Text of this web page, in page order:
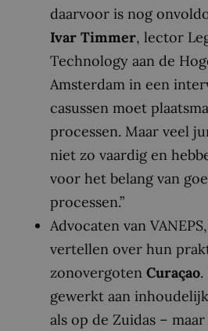
daarvoor is nog
Ivar Timmer, lector
Technology aan de
Amsterdam in een
casussen moet
processen. Maar veel
niet zo vaardig en
voor het belang van
processen.”
Advocaten van
vertellen over hun
zonovergoten Curaçao.
gewerkt aan
als op de Zuidas –